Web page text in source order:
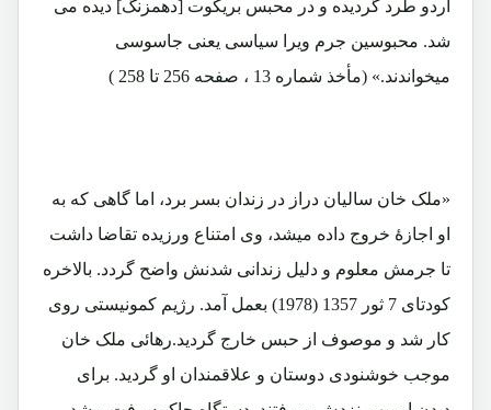
اردو طرد گردیده و در محبس بریکوت [دهمزنگ] دیده می
شد. محبوسین جرم ویرا سیاسی یعنی جاسوسی
میخواندند.» (مأخذ شماره 13 ، صفحه 256 تا 258 )
«ملک خان سالیان دراز در زندان بسر برد، اما گاهی که به
او اجازۀ خروج داده میشد، وی امتناع ورزیده تقاضا داشت
تا جرمش معلوم و دلیل زندانی شدنش واضح گردد. بالاخره
کودتای 7 ثور 1357 (1978) بعمل آمد. رژیم کمونیستی روی
کار شد و موصوف از حبس خارج گردید.رهائی ملک خان
موجب خوشنودی دوستان و علاقمندان او گردید. برای